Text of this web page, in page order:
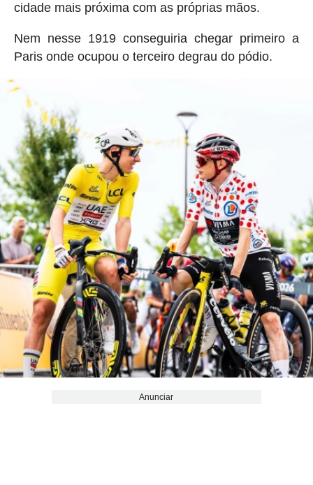
cidade mais próxima com as próprias mãos.
Nem nesse 1919 conseguiria chegar primeiro a
Paris onde ocupou o terceiro degrau do pódio.
Anunciar